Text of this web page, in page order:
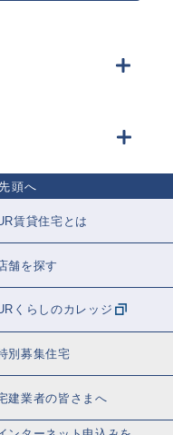
頭へ
賃貸住宅とは
舗を探す
くらしのカレッジ
別募集住宅
建業者の皆さまへ